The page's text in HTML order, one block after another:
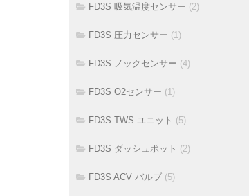
FD3S 吸気温度センサー (2)
FD3S 圧力センサー (1)
FD3S ノックセンサー (4)
FD3S O2センサー (1)
FD3S TWS ユニット (5)
FD3S ダッシュポット (2)
FD3S ACV バルブ (5)